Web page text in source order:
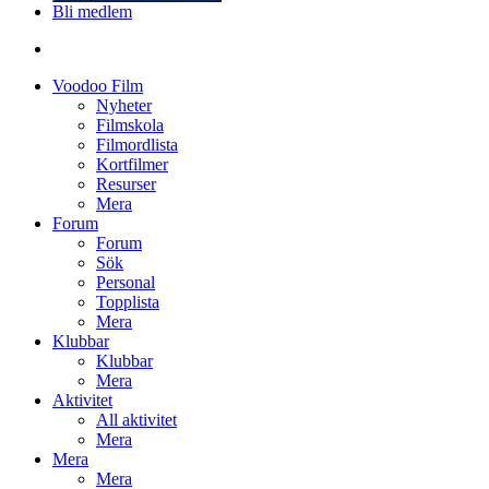
Bli medlem
Voodoo Film
Nyheter
Filmskola
Filmordlista
Kortfilmer
Resurser
Mera
Forum
Forum
Sök
Personal
Topplista
Mera
Klubbar
Klubbar
Mera
Aktivitet
All aktivitet
Mera
Mera
Mera